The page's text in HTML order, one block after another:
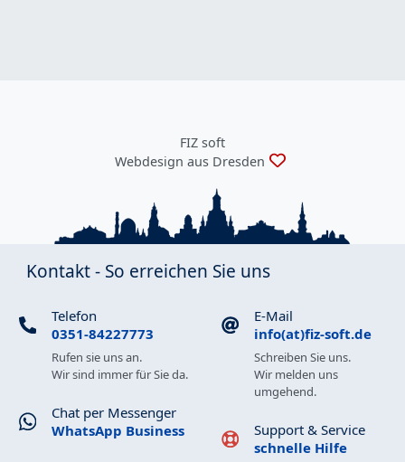
FIZ soft
Webdesign aus Dresden
Kontakt - So erreichen Sie uns
Telefon
0351-84227773
Rufen sie uns an.
Wir sind immer für Sie da.
Chat per Messenger
WhatsApp Business
E-Mail
info(at)fiz-soft.de
Schreiben Sie uns.
Wir melden uns
umgehend.
Support & Service
schnelle Hilfe